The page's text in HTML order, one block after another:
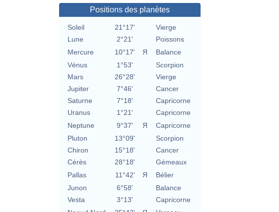
Positions des planètes
Soleil 21°17'
Vierge
Lune
2°21'
Poissons
Mercure
10°17' Я
Balance
Vénus
1°53'
Scorpion
Mars
26°28'
Vierge
Jupiter
7°46'
Cancer
Saturne
7°18'
Capricorne
Uranus
1°21'
Capricorne
Neptune
9°37' Я
Capricorne
Pluton
13°09'
Scorpion
Chiron
15°18'
Cancer
Cérès
28°18'
Gémeaux
Pallas
11°42' Я
Bélier
Junon
6°58'
Balance
Vesta
3°13'
Capricorne